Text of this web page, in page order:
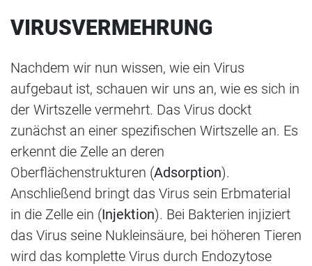
VIRUSVERMEHRUNG
Nachdem wir nun wissen, wie ein Virus
aufgebaut ist, schauen wir uns an, wie es sich in
der Wirtszelle vermehrt. Das Virus dockt
zunächst an einer spezifischen Wirtszelle an. Es
erkennt die Zelle an deren
Oberflächenstrukturen (Adsorption).
Anschließend bringt das Virus sein Erbmaterial
in die Zelle ein (Injektion). Bei Bakterien injiziert
das Virus seine Nukleinsäure, bei höheren Tieren
wird das komplette Virus durch Endozytose